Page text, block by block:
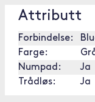
Attributt
Forbindelse:
Farge:
Numpad:
Ja
Trådløs:
Ja